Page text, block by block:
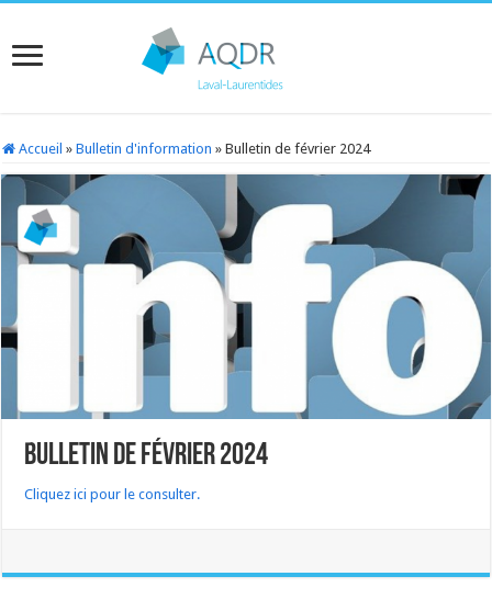
Accueil » Bulletin d'information » Bulletin de février 2024
Bulletin de février 2024
Cliquez ici pour le consulter.